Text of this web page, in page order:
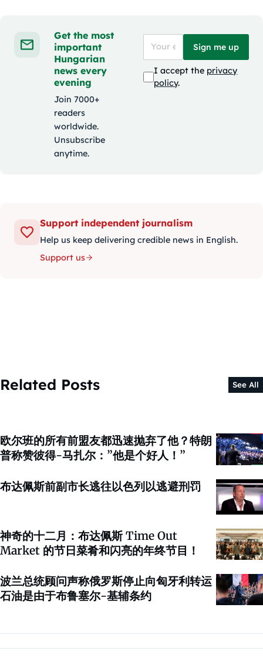
Get the most
important
Hungarian
news every
evening
Join 7000+
readers
worldwide.
Unsubscribe
anytime.
Sign me up
I accept the privacy
policy.
Support independent journalism
Help us keep delivering credible news in English.
Support us
Related Posts See All
欧尔班的所有前盟友都迅速抛弃了他？特朗
普称赞彼得-马扎尔：”他是个好人！”
布达佩斯前副市长逃往以色列以逃避刑罚
神奇的十二月：布达佩斯 Time Out
Market 的节日菜肴和闪亮的年终节目！
波兰总统顾问声称俄罗斯停止向匈牙利转运
石油是由于布鲁塞尔-基辅条约